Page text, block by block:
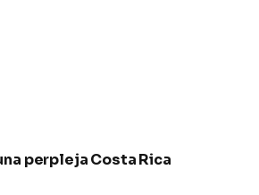
perpleja Costa Rica